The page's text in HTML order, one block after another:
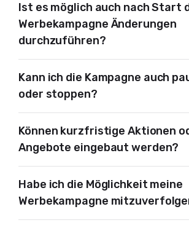
Ist es möglich auch nach Start
Werbekampagne Änderungen
durchzuführen?
Kann ich die Kampagne auch
oder stoppen?
Können kurzfristige Aktionen
Angebote eingebaut werden?
Habe ich die Möglichkeit meine
Werbekampagne